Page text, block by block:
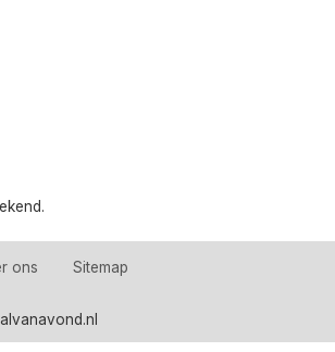
ons Sitemap